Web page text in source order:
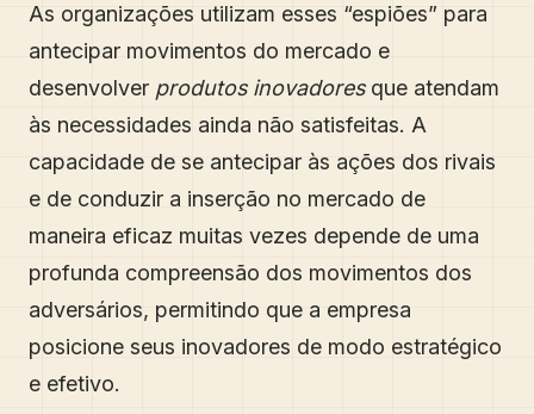
As organizações utilizam esses “espiões” para
antecipar movimentos do mercado e
desenvolver produtos inovadoresque atendam
às necessidades ainda não satisfeitas. A
capacidade de se antecipar às ações dos rivais
e de conduzir a inserção no mercado de
maneira eficaz muitas vezes depende de uma
profunda compreensão dos movimentos dos
adversários, permitindo que a empresa
posicione seus inovadores de modo estratégico
e efetivo.